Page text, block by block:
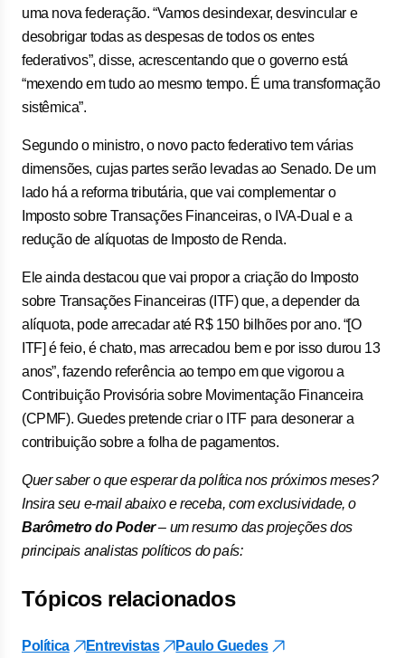
uma nova federação. “Vamos desindexar, desvincular e
desobrigar todas as despesas de todos os entes
federativos”, disse, acrescentando que o governo está
“mexendo em tudo ao mesmo tempo. É uma transformação
sistêmica”.
Segundo o ministro, o novo pacto federativo tem várias
dimensões, cujas partes serão levadas ao Senado. De um
lado há a reforma tributária, que vai complementar o
Imposto sobre Transações Financeiras, o IVA-Dual e a
redução de alíquotas de Imposto de Renda.
Ele ainda destacou que vai propor a criação do Imposto
sobre Transações Financeiras (ITF) que, a depender da
alíquota, pode arrecadar até R$ 150 bilhões por ano. “[O
ITF] é feio, é chato, mas arrecadou bem e por isso durou 13
anos”, fazendo referência ao tempo em que vigorou a
Contribuição Provisória sobre Movimentação Financeira
(CPMF). Guedes pretende criar o ITF para desonerar a
contribuição sobre a folha de pagamentos.
Quer saber o que esperar da política nos próximos meses?
Insira seu e-mail abaixo e receba, com exclusividade, o
Barômetro do Poder– um resumo das projeções dos
principais analistas políticos do país:
Tópicos relacionados
Política Entrevistas
Paulo Guedes